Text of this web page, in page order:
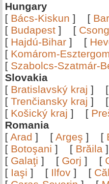
Hungary
[ Bács-Kiskun ] [
[ Budapest ] [
[ Hajdú-Bihar ] [
[ Komárom-Esztergom
[ Szabolcs-Szatmár-
Slovakia
[ Bratislavský kraj ] [
[ Trenčiansky kraj ] [
[ Košický kraj ] [
Romania
[ Arad ] [ Argeş ] [
[ Botoşani ] [ Brăila
[ Galaţi ] [ Gorj ] [
[ Iaşi ] [ Ilfov ] [